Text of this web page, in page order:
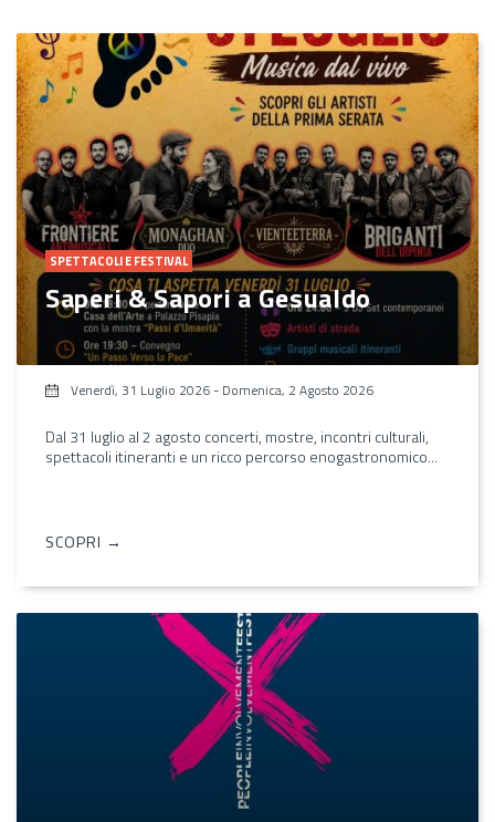
SPETTACOLI E FESTIVAL
Saperi & Sapori a Gesualdo
Venerdì, 31 Luglio 2026 - Domenica, 2 Agosto 2026
Dal 31 luglio al 2 agosto concerti, mostre, incontri culturali,
spettacoli itineranti e un ricco percorso enogastronomico...
SCOPRI →